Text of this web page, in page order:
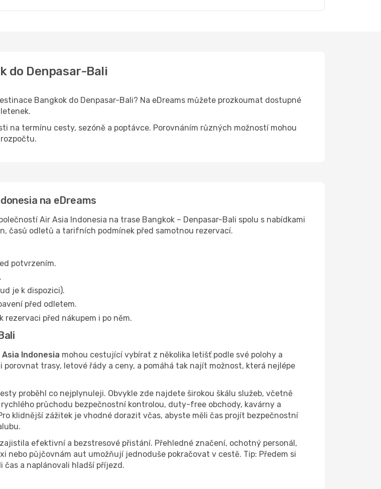
do Denpasar-Bali
Bangkok do Denpasar-Bali? Na eDreams můžete prozkoumat dostupné
na termínu cesty, sezóně a poptávce. Porovnáním různých možností mohou
na eDreams
Air Asia Indonesia na trase Bangkok – Denpasar-Bali spolu s nabídkami
časů odletů a tarifních podmínek před samotnou rezervací.
potvrzením.
je k dispozici).
před odletem.
před nákupem i po něm.
Indonesia mohou cestující vybírat z několika letišť podle své polohy a
trasy, letové řády a ceny, a pomáhá tak najít možnost, která nejlépe
proběhl co nejplynuleji. Obvykle zde najdete širokou škálu služeb, včetně
průchodu bezpečnostní kontrolou, duty-free obchody, kavárny a
klidnější zážitek je vhodné dorazit včas, abyste měli čas projít bezpečnostní
efektivní a bezstresové přistání. Přehledné značení, ochotný personál,
nebo půjčovnám aut umožňují jednoduše pokračovat v cestě. Tip: Předem si
a naplánovali hladší příjezd.